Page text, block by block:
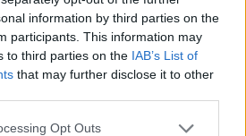
information by third parties on the
participants. This information may
to third parties on the IAB’s List of
that may further disclose it to other
app uses one or more Google
Opt Outs
elég egyértelmű válasz
és fizikai tesztjei után
edzéssel készül a 2026-27-es